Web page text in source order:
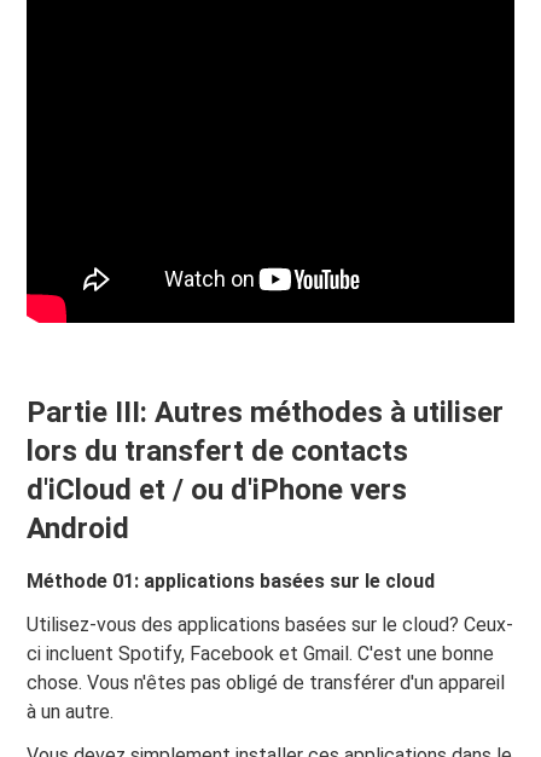
Partie III: Autres méthodes à utiliser
lors du transfert de contacts
d'iCloud et / ou d'iPhone vers
Android
Méthode 01: applications basées sur le cloud
Utilisez-vous des applications basées sur le cloud? Ceux-
ci incluent Spotify, Facebook et Gmail. C'est une bonne
chose. Vous n'êtes pas obligé de transférer d'un appareil
à un autre.